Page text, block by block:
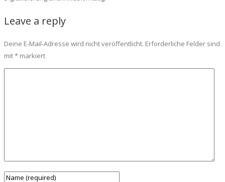
Leave a reply
Deine E-Mail-Adresse wird nicht veröffentlicht. Erforderliche Felder sind
mit* markiert